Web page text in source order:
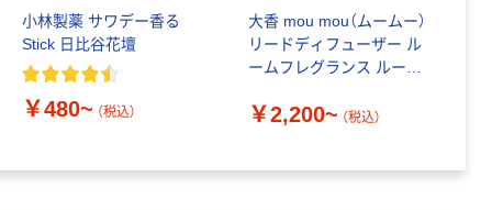
小林製薬 サワデー香る
Stick 日比谷花壇
￥480~ （税込）
大香 mou mou（ムームー）
リードディフューザー ル
ームフレグランス ルーム
￥2,200~ （税込）
￥216~ （税込）
本気プライス
アスクル トイ
共同企画 トイ
￥330~
120ｍ 再生紙
100% 6ロール
リサイクル100
芯あり FSC認
￥470~ （税込）